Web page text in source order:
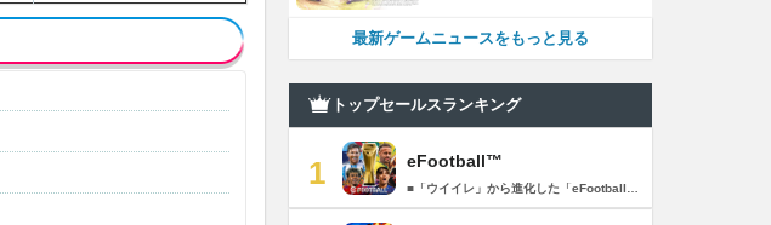
最新ゲームニュースをもっと見る
トップセールスランキング
1 eFootball™